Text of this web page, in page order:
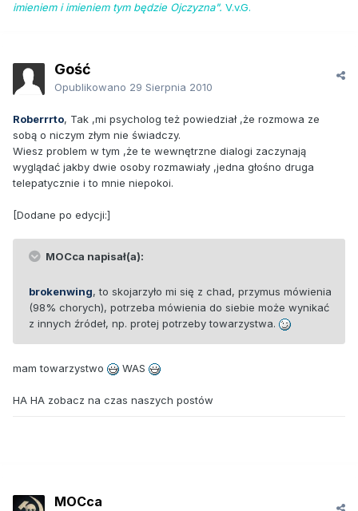
imieniem i imieniem tym będzie Ojczyzna". V.v.G.
Gość
Opublikowano 29 Sierpnia 2010
Roberrrto, Tak ,mi psycholog też powiedział ,że rozmowa ze
sobą o niczym złym nie świadczy.
Wiesz problem w tym ,że te wewnętrzne dialogi zaczynają
wyglądać jakby dwie osoby rozmawiały ,jedna głośno druga
telepatycznie i to mnie niepokoi.
[Dodane po edycji:]
MOCca napisał(a):
brokenwing, to skojarzyło mi się z chad, przymus mówienia
(98% chorych), potrzeba mówienia do siebie może wynikać
z innych źródeł, np. protej potrzeby towarzystwa.
mam towarzystwo WAS
HA HA zobacz na czas naszych postów
MOCca